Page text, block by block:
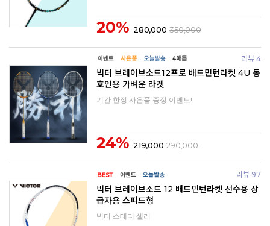
20% 280,000 350,000
리뷰 4
빅터 브레이브소드12프로 배드민턴라켓 4U 동
호인용 가벼운 라켓
기간 한정 사은품 증정 이벤트!
24% 219,000 290,000
리뷰 97
빅터 브레이브소드 12 배드민턴라켓 선수용 상
급자용 스피드형
빅터 스테디 셀러